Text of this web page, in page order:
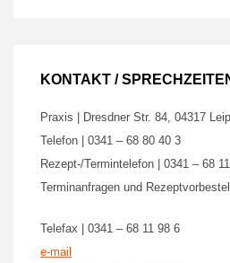
KONTAKT /
Praxis | Dresdner Str. 84, 04317
Telefon | 0341 – 68 80 40 3
Rezept-/Termintelefon | 0341 – 68
Terminanfragen und
Telefax | 0341 – 68 11 98 6
e-mail